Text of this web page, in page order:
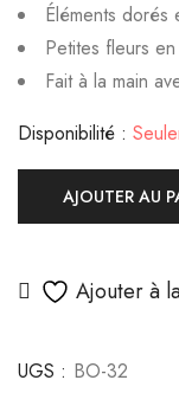
Éléments dorés
Petites fleurs
Fait à la main
Disponibilité :
AJOUTER AU
Ajouter à
UGS : BO-32